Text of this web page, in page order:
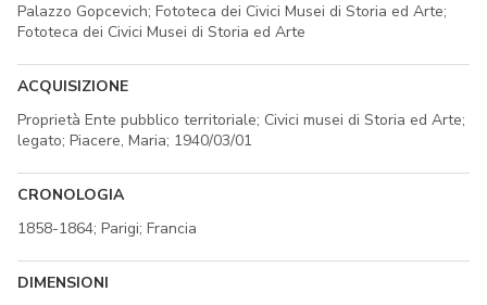
Palazzo Gopcevich; Fototeca dei Civici Musei di Storia ed Arte;
Fototeca dei Civici Musei di Storia ed Arte
ACQUISIZIONE
Proprietà Ente pubblico territoriale; Civici musei di Storia ed Arte;
legato; Piacere, Maria; 1940/03/01
CRONOLOGIA
1858-1864; Parigi; Francia
DIMENSIONI